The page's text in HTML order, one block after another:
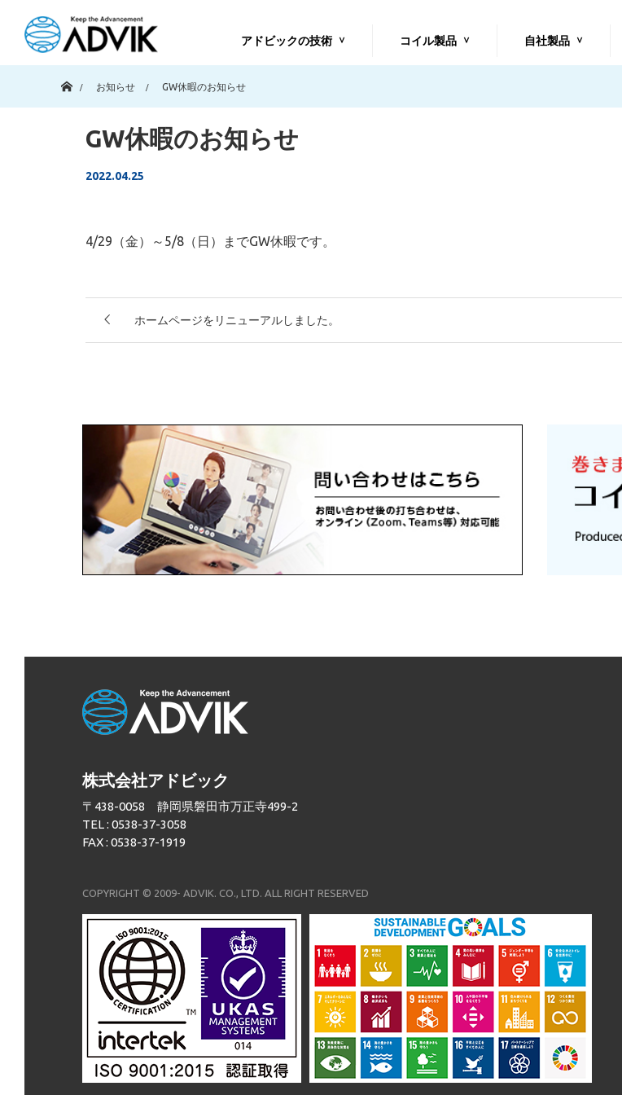
アドビックの技術 コイル製品 自社製品
お知らせ
GW休暇のお知らせ
GW休暇のお知らせ
2022.04.25
4/29（金）～5/8（日）までGW休暇です。
ホームページをリニューアルしました。
株式会社アドビック
〒438-0058 静岡県磐田市万正寺499-2
TEL : 0538-37-3058
FAX : 0538-37-1919
COPYRIGHT © 2009- ADVIK. CO., LTD. ALL RIGHT RESERVED